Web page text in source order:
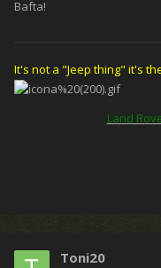
Bafta!
It's not a "Jeep thing" it's
Land
Toni20